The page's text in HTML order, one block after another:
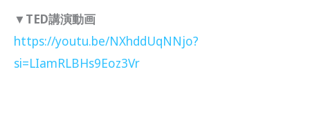
▼TED講演動画
https://youtu.be/NXhddUqNNjo?
si=LIamRLBHs9Eoz3Vr